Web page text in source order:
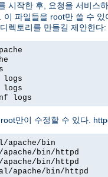
시작한 후, 요청을 서비스
이 파일들을 root만 쓸 수
렉토리를 만들길 제안한다:
logs
logs
만이 수정할 수 있다.
bin
bin/httpd
bin/httpd
apache/bin/httpd